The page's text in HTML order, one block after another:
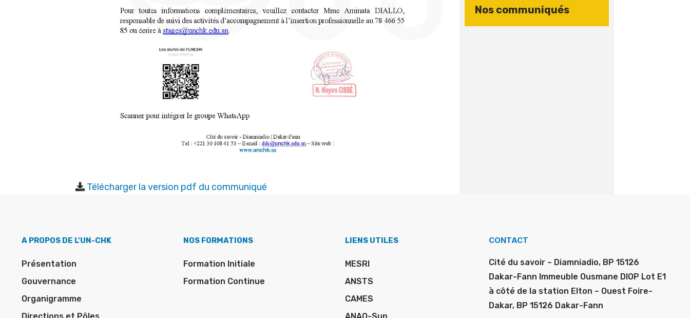
Télécharger la version pdf du communiqué
Nos communiqués
A PROPOS DE L'UN-CHK
Présentation
Gouvernance
Organigramme
NOS FORMATIONS
Formation Initiale
Formation Continue
LIENS UTILES
MESRI
ANSTS
CAMES
CONTACT
Cité du savoir – Diamniadio, BP 15126
Dakar-Fann Immeuble Ousmane DIOP Lot E1
à côté de la station Elton – Ouest Foire-
Dakar, BP 15126 Dakar-Fann